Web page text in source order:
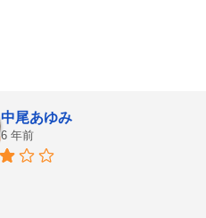
中尾あゆみ
6 年前